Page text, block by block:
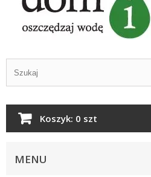
Koszyk: 0 szt
MENU